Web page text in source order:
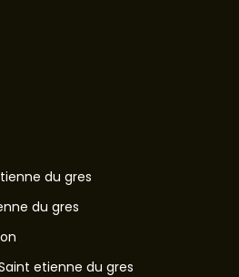
du gres
du gres
etienne du gres